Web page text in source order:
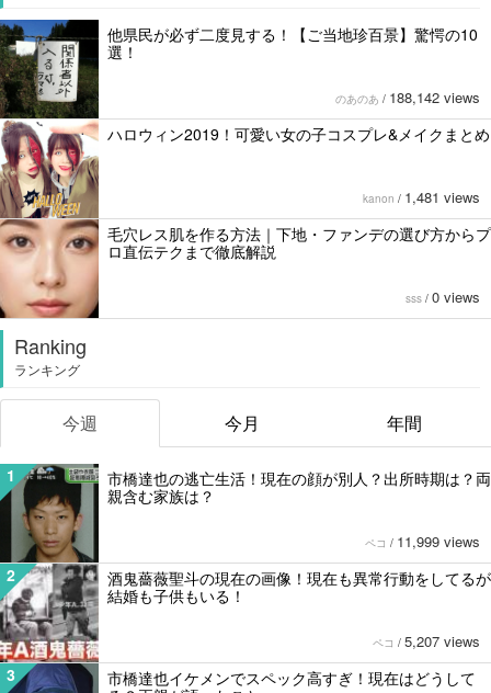
他県民が必ず二度見する！【ご当地珍百景】驚愕の10
選！
のあのあ / 188,142 views
ハロウィン2019！可愛い女の子コスプレ&メイクまとめ
kanon / 1,481 views
毛穴レス肌を作る方法｜下地・ファンデの選び方からプ
ロ直伝テクまで徹底解説
sss / 0 views
Ranking
ランキング
今週 今月 年間
1
市橋達也の逃亡生活！現在の顔が別人？出所時期は？両
親含む家族は？
ペコ / 11,999 views
2
酒鬼薔薇聖斗の現在の画像！現在も異常行動をしてるが
結婚も子供もいる！
ペコ / 5,207 views
3
市橋達也イケメンでスペック高すぎ！現在はどうして